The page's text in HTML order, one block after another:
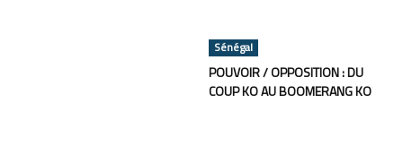
Sénégal
POUVOIR / OPPOSITION : DU
COUP KO AU BOOMERANG KO